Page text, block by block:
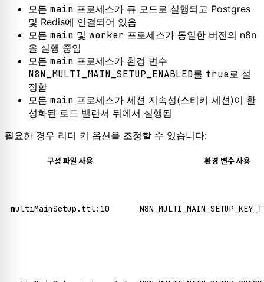
모든 main 프로세스가 큐 모드로 실행되고 Postgres
및 Redis에 연결되어 있음
모든 main 및 worker 프로세스가 동일한 버전의 n8n
을 실행 중임
모든 main 프로세스가 환경 변수
N8N_MULTI_MAIN_SETUP_ENABLED를 true로 설
정함
모든 main 프로세스가 세션 지속성(스티키 세션)이 활
성화된 로드 밸런서 뒤에서 실행됨
필요한 경우 리더 키 옵션을 조정할 수 있습니다:
구성 파일 사용 환경 변수 사용
multiMainSetup.ttl:10